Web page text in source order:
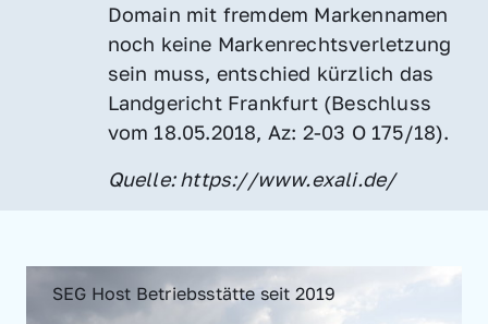
Domain mit fremdem Markennamen
noch keine Markenrechtsverletzung
sein muss, entschied kürzlich das
Landgericht Frankfurt (Beschluss
vom 18.05.2018, Az: 2-03 O 175/18).
Quelle: https://www.exali.de/
SEG Host Betriebsstätte seit 2019